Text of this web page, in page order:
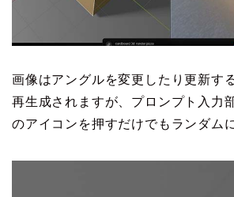
画像はアングルを変更したり更新す
再生成されますが、プロンプト入力
のアイコンを押すだけでもランダム